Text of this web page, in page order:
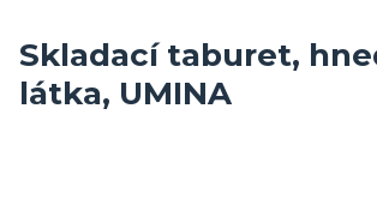
Skladací taburet,
látka, UMINA